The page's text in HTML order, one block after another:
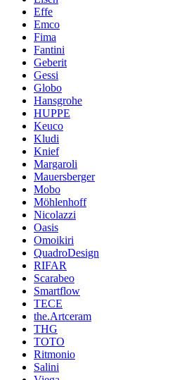
Effe
Emco
Fima
Fantini
Geberit
Gessi
Globo
Hansgrohe
HUPPE
Keuco
Kludi
Knief
Margaroli
Mauersberger
Mobo
Möhlenhoff
Nicolazzi
Oasis
Omoikiri
QuadroDesign
RIFAR
Scarabeo
Smartflow
TECE
the.Artceram
THG
TOTO
Ritmonio
Salini